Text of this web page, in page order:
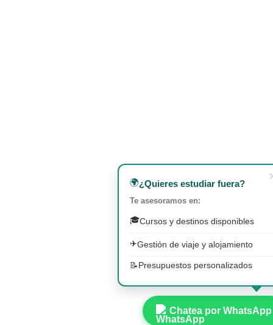
🌍¿Quieres estudiar fuera?
Te asesoramos en:
🎓Cursos y destinos disponibles
✈️Gestión de viaje y alojamiento
📝 Presupuestos personalizados
Chatea por WhatsApp